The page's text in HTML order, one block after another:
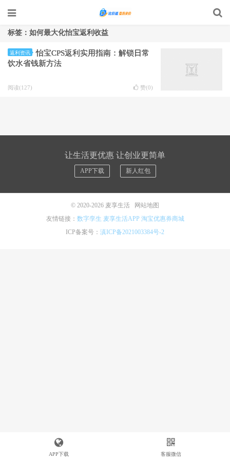
标签：如何最大化怡宝返利收益
返利资讯
怡宝CPS返利实用指南：解锁日常
饮水省钱新方法
阅读(127) 赞(0)
让生活更优惠 让创业更简单
APP下载 新人红包
© 2020-2026 麦享生活
网站地图
友情链接： 数字孪生 麦享生活APP 淘宝优惠券商城
ICP备案号： 滇ICP备2021003384号-2
APP下载 客服微信